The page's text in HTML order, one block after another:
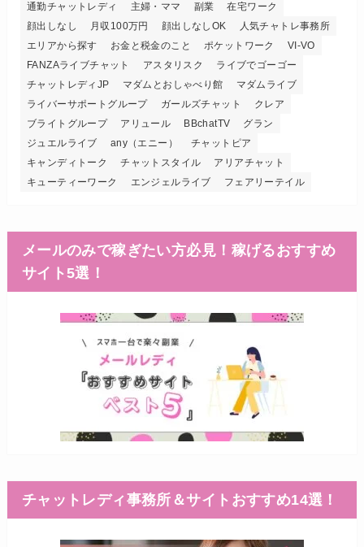
通勤チャットレディ
主婦・ママ 副業
在宅ワーク
顔出しなし
月収100万円 顔出しなしOK
人気チャトレ事務所
エリアから探す
お金と税金のこと ポケットワーク
VI-VO
FANZAライブチャット
アスタリスク
ライブでゴーゴー
チャットレディJP
マダムとおしゃべり館
マダムライブ
ライバーサポートグループ
ガールズチャット
クレア
ブライトグループ
アリュール BBchatTV
グラン
ジュエルライブ
any（エニー）
チャットピア
キャンディトーク
チャットスタイル
アリアチャット
キューティーワーク
エンジェルライブ フェアリーテイル
メールのみで稼ぎたい方必見！稼げるおすすめ
サイト5選！
チャットレディ事務所＆サイトおすすめ14選！